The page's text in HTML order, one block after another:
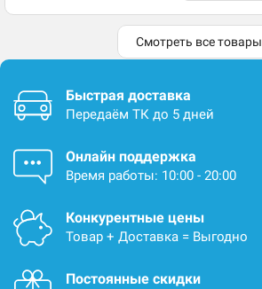
Смотреть все товары
Быстрая доставка
Передаём ТК до 5 дней
Онлайн поддержка
Время работы: 10:00 - 20:00
Конкурентные цены
Товар + Доставка = Выгодно
Постоянные скидки